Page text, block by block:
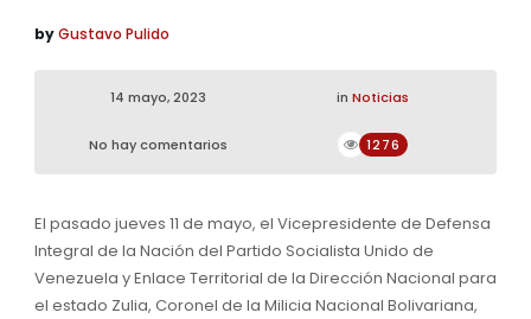
byGustavo Pulido
14 mayo, 2023 in Noticias
No hay comentarios 1276
El pasado jueves 11 de mayo, el Vicepresidente de Defensa
Integral de la Nación del Partido Socialista Unido de
Venezuela y Enlace Territorial de la Dirección Nacional para
el estado Zulia, Coronel de la Milicia Nacional Bolivariana,